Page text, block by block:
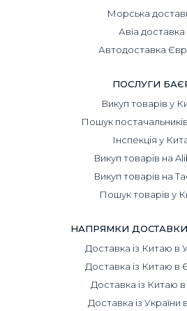
Морська
Авіа доставка
Автодоставка
ПОСЛУГИ
Викуп товарів у
Пошук
Інспекція у
Викуп товарів на
Викуп товарів на
Пошук товарів у
НАПРЯМКИ ДОСТАВКИ
Доставка із Китаю в
Доставка із Китаю в
Доставка із Китаю
Доставка із